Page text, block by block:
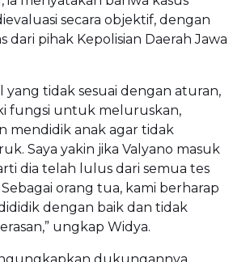
secara objektif, dengan
dari pihak Kepolisian Daerah Jawa
yang tidak sesuai dengan aturan,
fungsi untuk meluruskan,
mendidik anak agar tidak
Saya yakin jika Valyano masuk
dia telah lulus dari semua tes
orang tua, kami berharap
dengan baik dan tidak
ungkap Widya.
dukungannya